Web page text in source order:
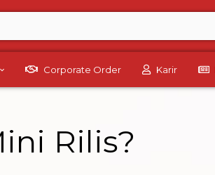
Corporate Order Karir
Rilis?